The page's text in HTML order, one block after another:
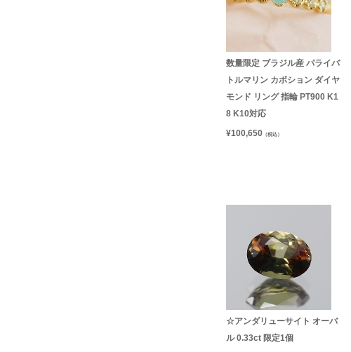
数量限定 ブラジル産 パライバ
トルマリン カボション ダイヤ
モンド リング 指輪 PT900 K1
8 K10対応
¥100,650 （税込）
☆アンダリューサイト オーバ
ル 0.33ct 限定1個